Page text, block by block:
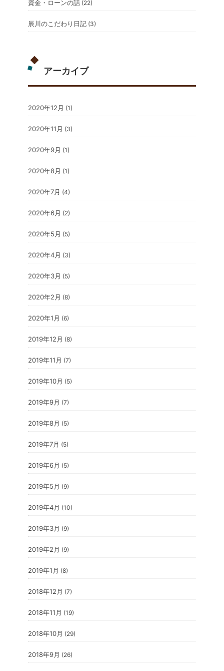
資金・ローンの話 (22)
辰川のこだわり日記 (3)
アーカイブ
2020年12月 (1)
2020年11月 (3)
2020年9月 (1)
2020年8月 (1)
2020年7月 (4)
2020年6月 (2)
2020年5月 (5)
2020年4月 (3)
2020年3月 (5)
2020年2月 (8)
2020年1月 (6)
2019年12月 (8)
2019年11月 (7)
2019年10月 (5)
2019年9月 (7)
2019年8月 (5)
2019年7月 (5)
2019年6月 (5)
2019年5月 (9)
2019年4月 (10)
2019年3月 (9)
2019年2月 (9)
2019年1月 (8)
2018年12月 (7)
2018年11月 (19)
2018年10月 (29)
2018年9月 (26)